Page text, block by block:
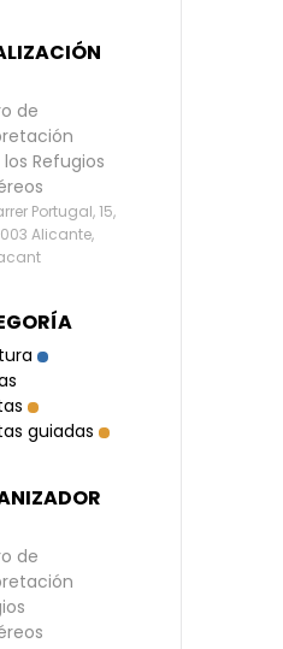
de
Refugios
Portugal, 15,
Alicante,
guiadas
de